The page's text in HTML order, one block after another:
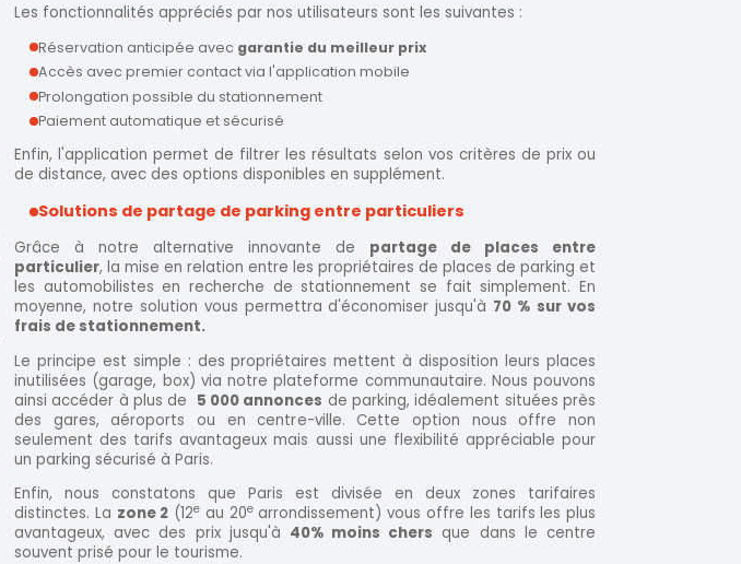
Les fonctionnalités appréciés par nos utilisateurs sont les suivantes :
Réservation anticipée avec garantie du meilleur prix
Accès avec premier contact via l'application mobile
Prolongation possible du stationnement
Paiement automatique et sécurisé
Enfin, l'application permet de filtrer les résultats selon vos critères de prix ou
de distance, avec des options disponibles en supplément.
Solutions de partage de parking entre particuliers
Grâce à notre alternative innovante de partage de places entre
particulier, la mise en relation entre les propriétaires de places de parking et
les automobilistes en recherche de stationnement se fait simplement. En
moyenne, notre solution vous permettra d'économiser jusqu'à 70 % sur vos
frais de stationnement.
Le principe est simple : des propriétaires mettent à disposition leurs places
inutilisées (garage, box) via notre plateforme communautaire. Nous pouvons
ainsi accéder à plus de 5 000 annonces de parking, idéalement situées près
des gares, aéroports ou en centre-ville. Cette option nous offre non
seulement des tarifs avantageux mais aussi une flexibilité appréciable pour
un parking sécurisé à Paris.
Enfin, nous constatons que Paris est divisée en deux zones tarifaires
distinctes. La zone 2 (12e au 20earrondissement) vous offre les tarifs les plus
avantageux, avec des prix jusqu'à 40% moins chers que dans le centre
souvent prisé pour le tourisme.